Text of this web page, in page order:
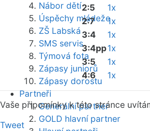
Nábor dětí
Úspěchy mládeže
ZŠ Labská
SMS servis
Týmová fota
Zápasy juniorů
Zápasy dorostu
Partneři
Generální partner
GOLD hlavní partner
2:5
1x
2:7
1x
3:4
1x
3:4pp1x
3:5
1x
4:6
1x
Vaše připomínky k této stránce
Tweet